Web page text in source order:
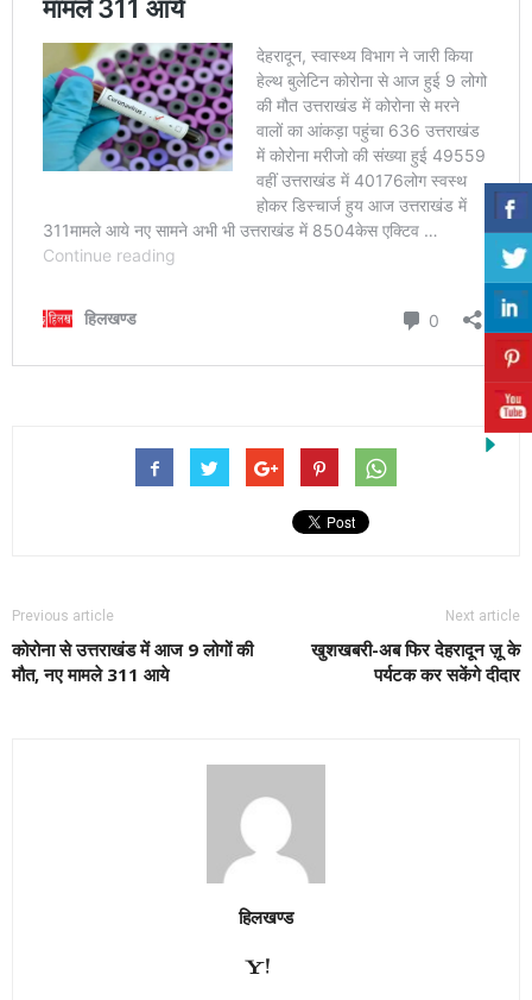
Previous article
कोरोना से उत्तराखंड में आज 9 लोगों की
मौत, नए मामले 311 आये
Next article
खुशखबरी-अब फिर देहरादून ज़ू के
पर्यटक कर सकेंगे दीदार
हिलखण्ड